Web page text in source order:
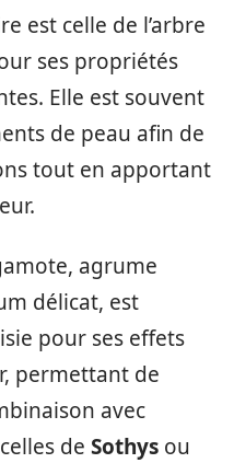
est celle de l’arbre
ses propriétés
Elle est souvent
de peau afin de
tout en apportant
agrume
délicat, est
pour ses effets
permettant de
avec
de Sothys ou